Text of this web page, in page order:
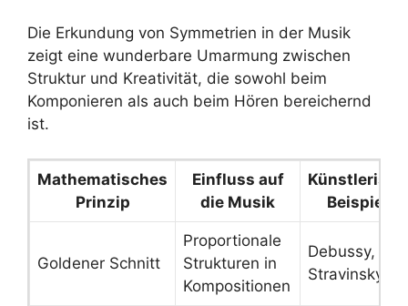
Die Erkundung von Symmetrien in der Musik
zeigt eine wunderbare Umarmung zwischen
Struktur und Kreativität, die sowohl beim
Komponieren als auch beim Hören bereichernd
ist.
Mathematisches
Prinzip
Einfluss auf
die Musik
Beispiele
Goldener Schnitt
Proportionale
Strukturen in
Kompositionen
Debussy,
Stravinsky